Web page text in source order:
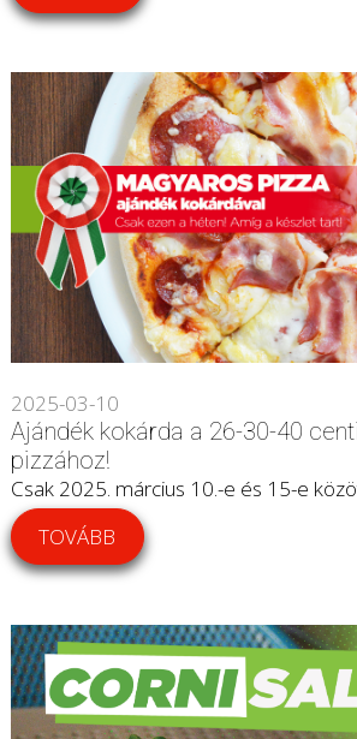
2025-03-10
Ajándék kokárda a 26-30-40
pizzához!
Csak 2025. március 10.-e és 15-e
TOVÁBB